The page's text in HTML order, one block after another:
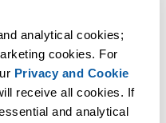
analytical cookies;
cookies. For
Privacy and Cookie
receive all cookies. If
and analytical
Così semplice.
per il cambio delle